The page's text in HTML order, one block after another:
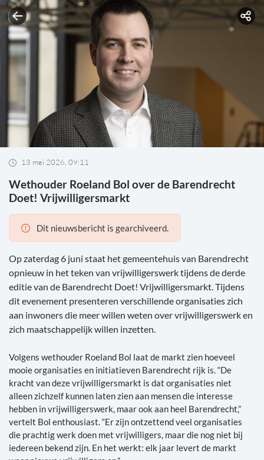
13 mei 2026, 09:11
Wethouder Roeland Bol over de Barendrecht
Doet! Vrijwilligersmarkt
Dit nieuwsbericht is gearchiveerd.
Op zaterdag 6 juni staat het gemeentehuis van Barendrecht
opnieuw in het teken van vrijwilligerswerk tijdens de derde
editie van de Barendrecht Doet! Vrijwilligersmarkt. Tijdens
dit evenement presenteren verschillende organisaties zich
aan inwoners die meer willen weten over vrijwilligerswerk en
zich maatschappelijk willen inzetten.
Volgens wethouder Roeland Bol laat de markt zien hoeveel
mooie organisaties en initiatieven Barendrecht rijk is. “De
kracht van deze vrijwilligersmarkt is dat organisaties niet
alleen zichzelf kunnen laten zien aan mensen die interesse
hebben in vrijwilligerswerk, maar ook aan heel Barendrecht,”
vertelt Bol enthousiast. “Er zijn ontzettend veel organisaties
die prachtig werk doen met vrijwilligers, maar die nog niet bij
iedereen bekend zijn. En het werkt: elk jaar levert de markt